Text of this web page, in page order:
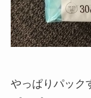
やっぱりパック